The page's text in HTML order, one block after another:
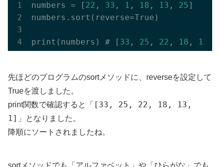
numbers = [ 22 , 33 , 1 , 18 , 13 , 25]
numbers.sort(reverse=True)
print(numbers) # [ 33 , 25 , 22 , 18 , 13
先ほどのプログラムのsortメソッドに、reverseを設定して
Trueを渡しました。
print関数で確認すると
「[33, 25, 22, 18, 13,
1]」
となりました。
降順にソートされましたね。